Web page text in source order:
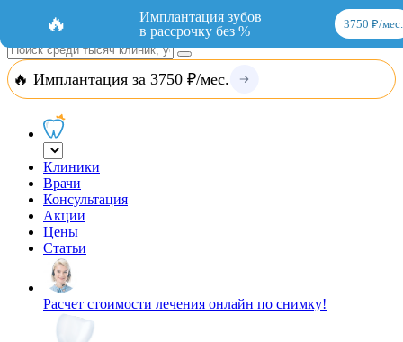
Добавить организациюВход
🔥 Имплантация за 3750 ₽/мес.
Клиники
Врачи
Консультация
Акции
Цены
Статьи
Расчет стоимости лечения онлайн по снимку!
🔥
Имплантация зубов
в рассрочку без %
3750 ₽/мес.